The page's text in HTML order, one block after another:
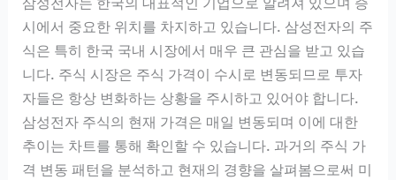
시에서 중요한 위치를 차지하고 있습니다. 삼성전자의 주
식은 특히 한국 국내 시장에서 매우 큰 관심을 받고 있습
니다. 주식 시장은 주식 가격이 수시로 변동되므로 투자
자들은 항상 변화하는 상황을 주시하고 있어야 합니다.
삼성전자 주식의 현재 가격은 매일 변동되며 이에 대한
추이는 차트를 통해 확인할 수 있습니다. 과거의 주식 가
격 변동 패턴을 분석하고 현재의 경향을 살펴봄으로써 미